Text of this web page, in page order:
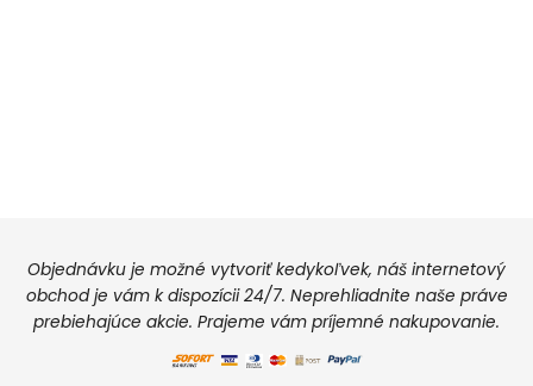
Objednávku je možné vytvoriť kedykoľvek, náš internetový
obchod je vám k dispozícii 24/7. Neprehliadnite naše práve
prebiehajúce akcie. Prajeme vám príjemné nakupovanie.